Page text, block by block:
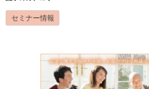
セミナー情報